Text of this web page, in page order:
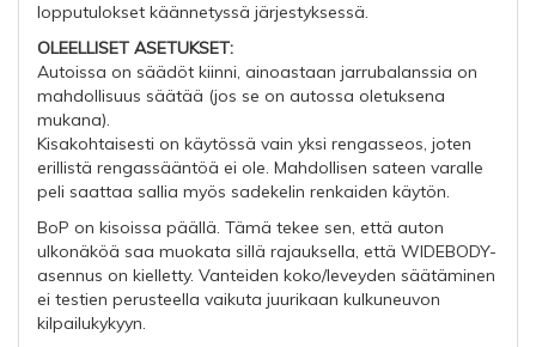
lopputulokset käännetyssä järjestyksessä.
OLEELLISET ASETUKSET:
Autoissa on säädöt kiinni, ainoastaan jarrubalanssia on
mahdollisuus säätää (jos se on autossa oletuksena
mukana).
Kisakohtaisesti on käytössä vain yksi rengasseos, joten
erillistä rengassääntöä ei ole. Mahdollisen sateen varalle
peli saattaa sallia myös sadekelin renkaiden käytön.
BoP on kisoissa päällä. Tämä tekee sen, että auton
ulkonäköä saa muokata sillä rajauksella, että WIDEBODY-
asennus on kielletty. Vanteiden koko/leveyden säätäminen
ei testien perusteella vaikuta juurikaan kulkuneuvon
kilpailukykyyn.